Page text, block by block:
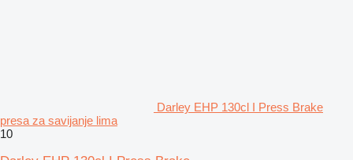
Darley EHP 130cl I Press Brake
presa za savijanje lima
10